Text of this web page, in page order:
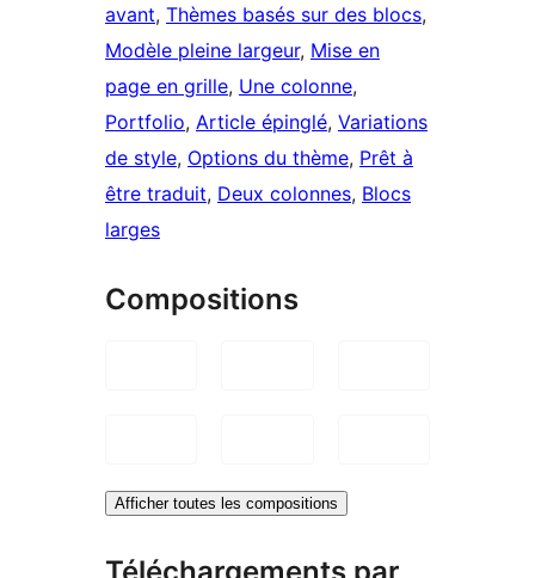
avant, Thèmes basés sur des blocs
Modèle pleine largeur, Mise en
page en grille, Une colonne
Portfolio, Article épinglé, Variations
de style, Options du thème, Prêt à
être traduit, Deux colonnes, Blocs
larges
Compositions
Afficher toutes les compositions
Téléchargements par